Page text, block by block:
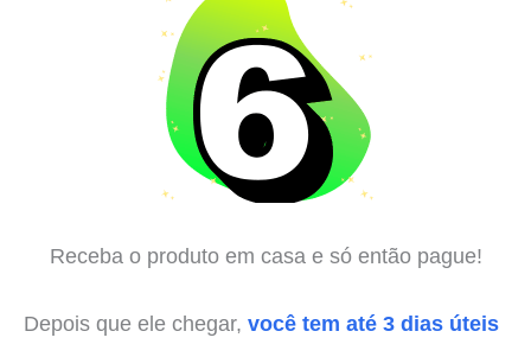
Receba o produto em casa e só então pague!
Depois que ele chegar, você tem até 3 dias úteis